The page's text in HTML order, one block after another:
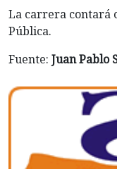
La carrera contará
Pública.
Fuente: Juan Pablo